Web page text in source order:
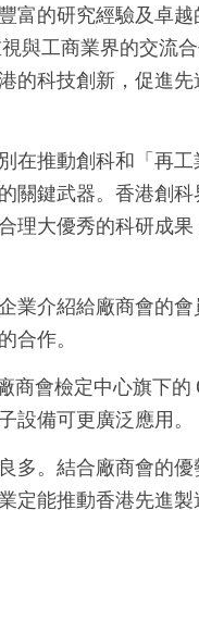
的研究經驗及卓越
與工商業界的交流
的科技創新，促進
在推動創科和「再
關鍵武器。香港創科
理大優秀的科研成
業介紹給廠商會的
作。
商會檢定中心旗下的
備可更廣泛應用。
多。結合廠商會的
定能推動香港先進